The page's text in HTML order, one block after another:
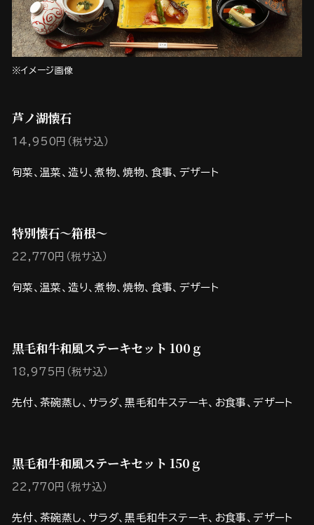
※イメージ画像
芦ノ湖懐石
14,950円（税サ込）
旬菜、温菜、造り、煮物、焼物、食事、デザート
特別懐石～箱根～
22,770円（税サ込）
旬菜、温菜、造り、煮物、焼物、食事、デザート
黒毛和牛和風ステーキセット 100ｇ
18,975円（税サ込）
先付、茶碗蒸し、サラダ、黒毛和牛ステーキ、お食事、デザート
黒毛和牛和風ステーキセット 150ｇ
22,770円（税サ込）
先付、茶碗蒸し、サラダ、黒毛和牛ステーキ、お食事、デザート